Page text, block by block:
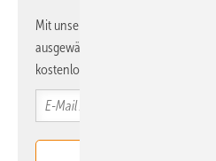
Mit unserem Newsletter erhalten
ausgewählte Informationen und
kostenlos direkt ins Postfach.